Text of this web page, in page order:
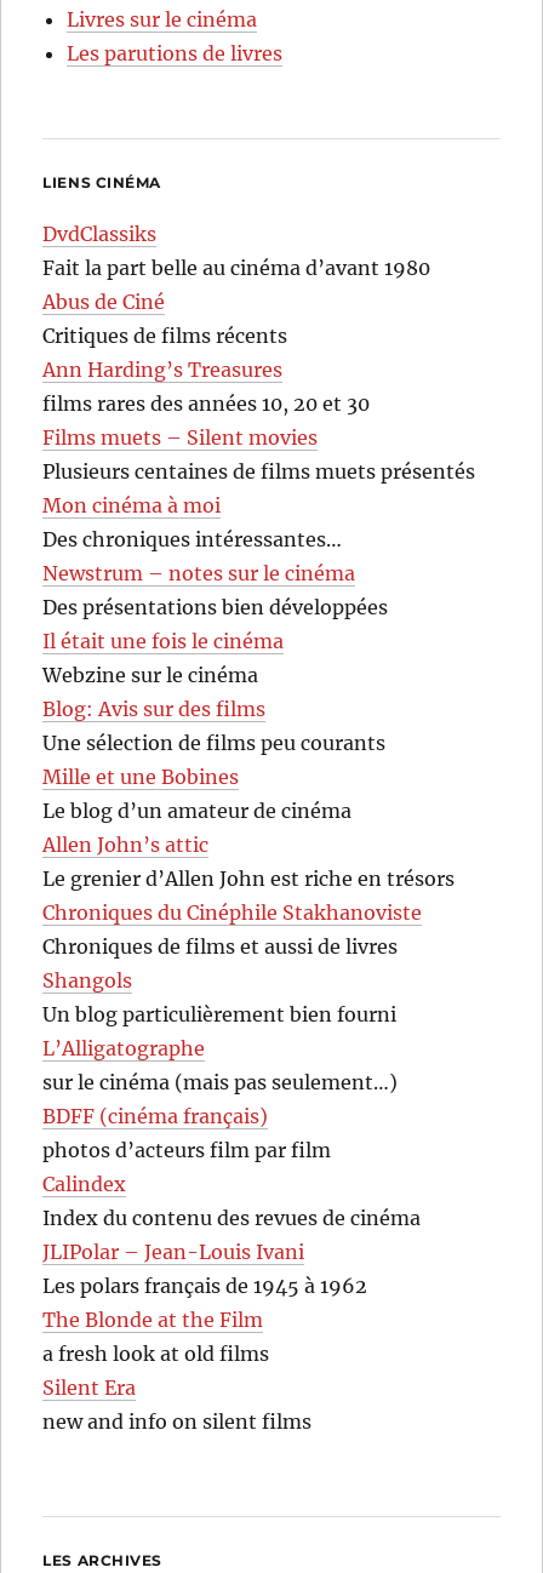
Livres sur le cinéma
Les parutions de livres
LIENS CINÉMA
DvdClassiks
Fait la part belle au cinéma d’avant 1980
Abus de Ciné
Critiques de films récents
Ann Harding’s Treasures
films rares des années 10, 20 et 30
Films muets – Silent movies
Plusieurs centaines de films muets présentés
Mon cinéma à moi
Des chroniques intéressantes…
Newstrum – notes sur le cinéma
Des présentations bien développées
Il était une fois le cinéma
Webzine sur le cinéma
Blog: Avis sur des films
Une sélection de films peu courants
Mille et une Bobines
Le blog d’un amateur de cinéma
Allen John’s attic
Le grenier d’Allen John est riche en trésors
Chroniques du Cinéphile Stakhanoviste
Chroniques de films et aussi de livres
Shangols
Un blog particulièrement bien fourni
L’Alligatographe
sur le cinéma (mais pas seulement…)
BDFF (cinéma français)
photos d’acteurs film par film
Calindex
Index du contenu des revues de cinéma
JLIPolar – Jean-Louis Ivani
Les polars français de 1945 à 1962
The Blonde at the Film
a fresh look at old films
Silent Era
new and info on silent films
LES ARCHIVES